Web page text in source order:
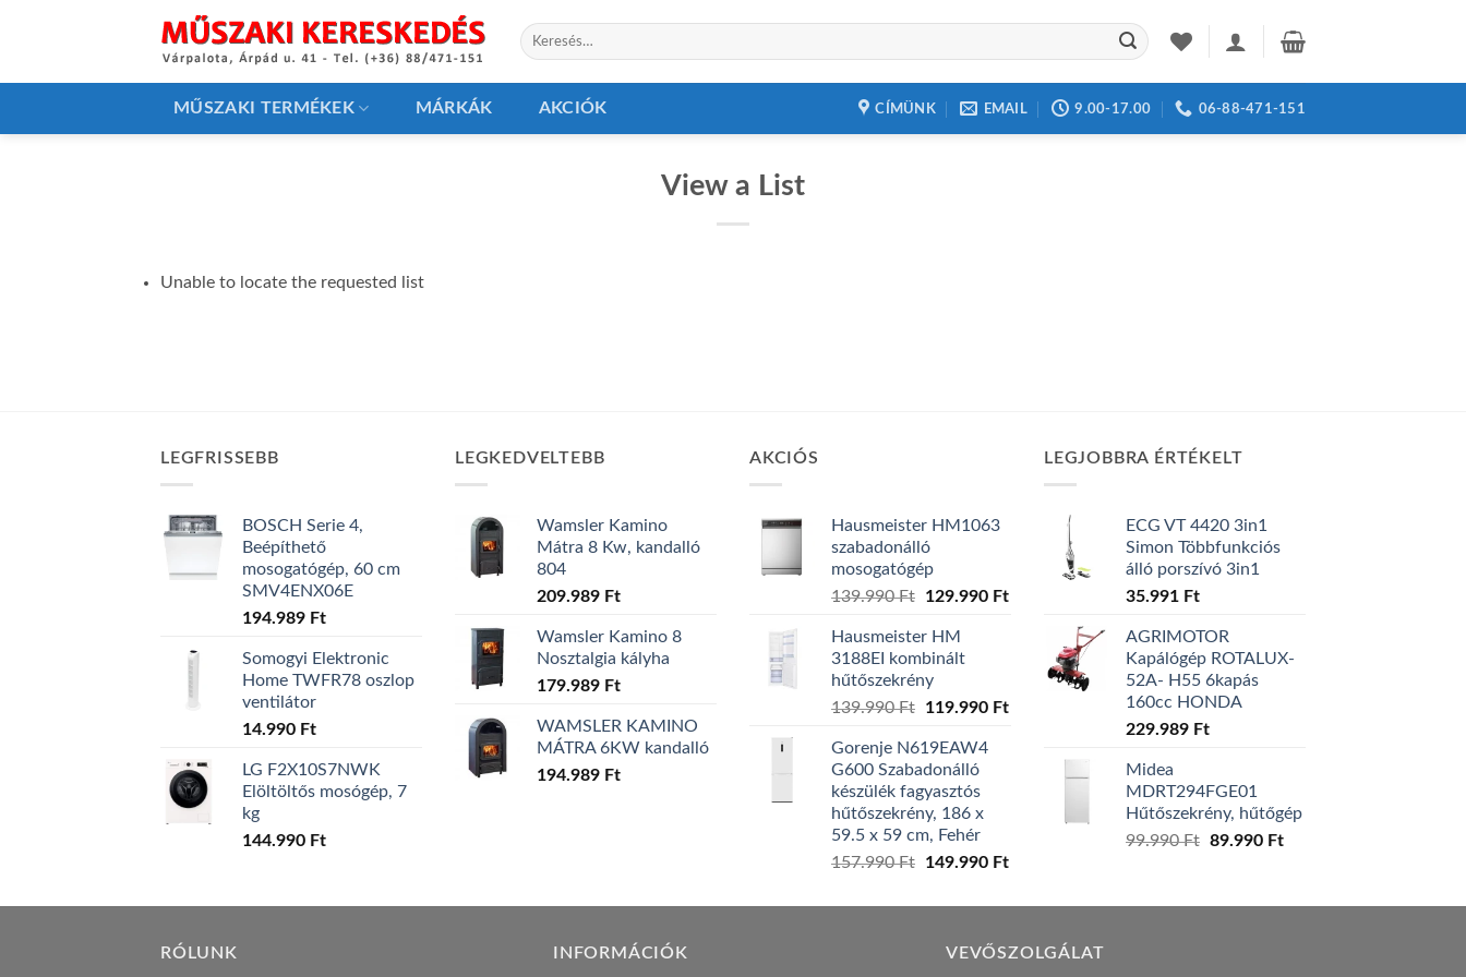
Keresés
a
MŰSZAKI TERMÉKEK MÁRKÁK AKCIÓK CÍMÜNK EMAIL 9.00-17.00 06-88-471-151
View a List
Unable to locate the requested list
LEGFRISSEBB
BOSCH Serie 4,
Beépíthető
mosogatógép, 60 cm
SMV4ENX06E
194.989 Ft
Somogyi Elektronic
Home TWFR78 oszlop
ventilátor
14.990 Ft
LG F2X10S7NWK
Elöltöltős mosógép, 7
kg
144.990 Ft
LEGKEDVELTEBB
Wamsler Kamino
Mátra 8 Kw, kandalló
804
209.989 Ft
Wamsler Kamino 8
Nosztalgia kályha
179.989 Ft
WAMSLER KAMINO
MÁTRA 6KW kandalló
194.989 Ft
AKCIÓS
Hausmeister HM1063
szabadonálló
mosogatógép
139.990Ft
Original
was:
139.990 Ft.
129.990 FtCurrent
129.990 Ft.
Hausmeister HM
3188EI kombinált
hűtőszekrény
139.990Ft
Original
was:
139.990 Ft.
119.990 FtCurrent
119.990 Ft.
Gorenje N619EAW4
G600 Szabadonálló
készülék fagyasztós
hűtőszekrény, 186 x
59.5 x 59 cm, Fehér
157.990Ft
Original
was:
149.990 FtCurrent
is:
LEGJOBBRA ÉRTÉKELT
ECG VT 4420 3in1
Simon Többfunkciós
álló porszívó 3in1
35.991 Ft
AGRIMOTOR
Kapálógép ROTALUX-
52A- H55 6kapás
160cc HONDA
229.989 Ft
Midea
MDRT294FGE01
Hűtőszekrény, hűtőgép
99.990Ft Original
99.990 Ft.
89.990 FtCurrent
89.990 Ft.
RÓLUNK INFORMÁCIÓK VEVŐSZOLGÁLAT